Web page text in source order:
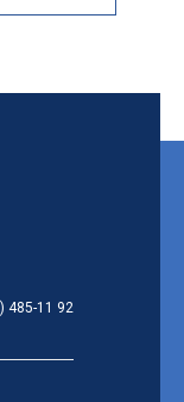
485-11 92